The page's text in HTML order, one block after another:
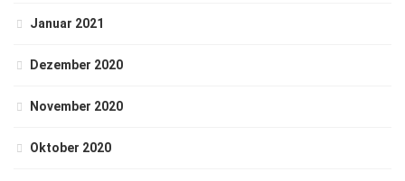
Januar 2021
Dezember 2020
November 2020
Oktober 2020